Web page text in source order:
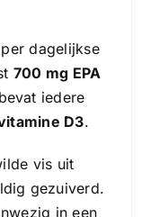
dagelijkse
700 mg EPA
iedere
D3.
vis uit
gezuiverd.
in een